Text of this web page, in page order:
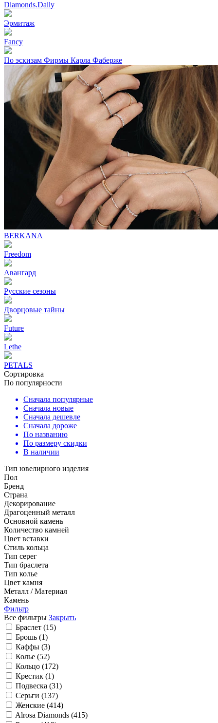
Diamonds.Daily
Эрмитаж
Fancy
По эскизам Фирмы Карла Фаберже
BERKANA
Freedom
Авангард
Русские сезоны
Дворцовые тайны
Future
Lethe
PETALS
Сортировка
По популярности
Сначала популярные
Сначала новые
Сначала дешевле
Сначала дороже
По названию
По размеру скидки
В наличии
Тип ювелирного изделия
Пол
Бренд
Страна
Декорирование
Драгоценный металл
Основной камень
Количество камней
Цвет вставки
Стиль кольца
Тип серег
Тип браслета
Тип колье
Цвет камня
Металл / Материал
Камень
Фильтр
Все фильтры Закрыть
Браслет (15)
Брошь (1)
Каффы (3)
Колье (52)
Кольцо (172)
Крестик (1)
Подвеска (31)
Серьги (137)
Женские (414)
BALANCE (20)
Alrosa Diamonds (415)